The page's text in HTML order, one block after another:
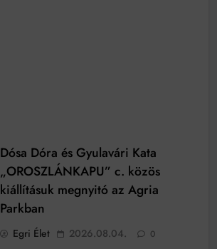
Dósa Dóra és Gyulavári Kata
„OROSZLÁNKAPU” c. közös
kiállításuk megnyitó az Agria
Parkban
Egri Élet 2026.08.04. 0